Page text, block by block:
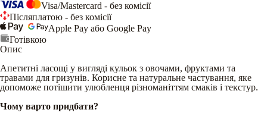
Visa/Mastercard - без комісії
Післяплатою - без комісії
Apple Pay або Google Pay
Готівкою
Опис
Апетитні ласощі у вигляді кульок з овочами, фруктами та
травами для гризунів. Корисне та натуральне частування, яке
допоможе потішити улюбленця різноманіттям смаків і текстур.
Чому варто придбати?